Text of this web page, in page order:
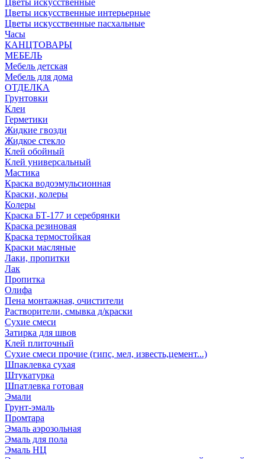
Цветы искусственные
Цветы искусственные интерьерные
Цветы искусственные пасхальные
Часы
КАНЦТОВАРЫ
МЕБЕЛЬ
Мебель детская
Мебель для дома
ОТДЕЛКА
Грунтовки
Клеи
Герметики
Жидкие гвозди
Жидкое стекло
Клей обойный
Клей универсальный
Мастика
Краска водоэмульсионная
Краски, колеры
Колеры
Краска БТ-177 и серебрянки
Краска резиновая
Краска термостойкая
Краски масляные
Лаки, пропитки
Лак
Пропитка
Олифа
Пена монтажная, очистители
Растворители, смывка д/краски
Сухие смеси
Затирка для швов
Клей плиточный
Сухие смеси прочие (гипс, мел, известь,цемент...)
Шпаклевка сухая
Штукатурка
Шпатлевка готовая
Эмали
Грунт-эмаль
Промтара
Эмаль аэрозольная
Эмаль для пола
Эмаль НЦ